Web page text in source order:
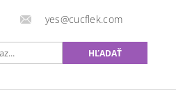
yes@cucflek.com